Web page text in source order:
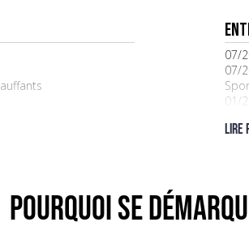
07/
07/
01/
Lire
POURQUOI SE